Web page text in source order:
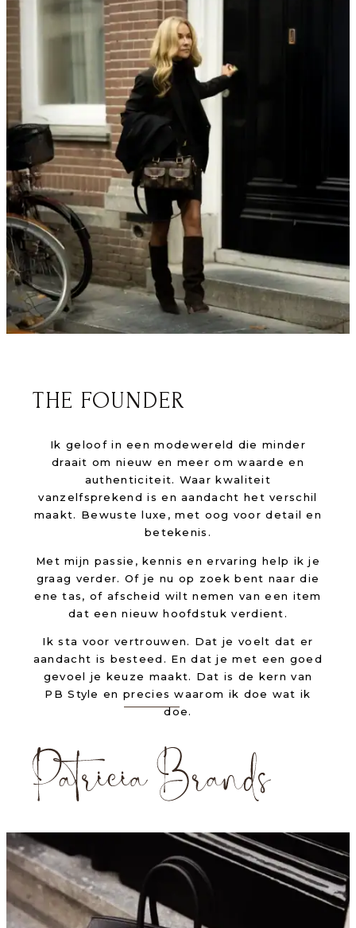
THE FOUNDER
Ik geloof in een modewereld die minder
draait om nieuw en meer om waarde en
authenticiteit. Waar kwaliteit
vanzelfsprekend is en aandacht het verschil
maakt. Bewuste luxe, met oog voor detail en
betekenis.
Met mijn passie, kennis en ervaring help ik je
graag verder. Of je nu op zoek bent naar die
ene tas, of afscheid wilt nemen van een item
dat een nieuw hoofdstuk verdient.
Ik sta voor vertrouwen. Dat je voelt dat er
aandacht is besteed. En dat je met een goed
gevoel je keuze maakt. Dat is de kern van
PB Style en precies waarom ik doe wat ik
doe.